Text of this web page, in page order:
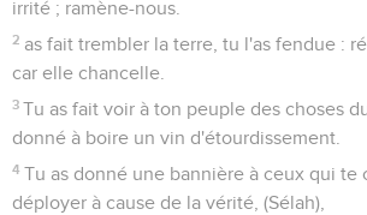
foulera nos adversaires.
Psaumes 61
Seuls les Évangiles sont disponibles en vidéo pour le